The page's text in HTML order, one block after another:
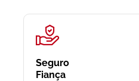
Seguro
Fiança